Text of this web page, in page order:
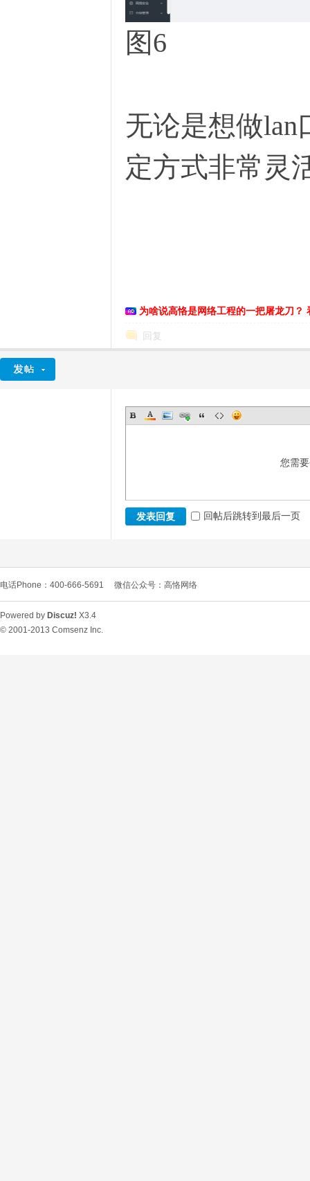
图6
无论是想做lan
定方式非常灵
为啥说高恪是网络工程的一把屠龙刀？
回复
您需
发表回复 回帖后跳转到最后一页
电话Phone：400-666-5691 微信公众号：高恪网络
Powered by Discuz! X3.4
© 2001-2013 Comsenz Inc.